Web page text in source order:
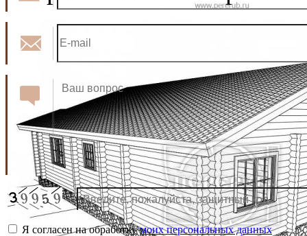
Я согласен на обработкумоих персональных данных